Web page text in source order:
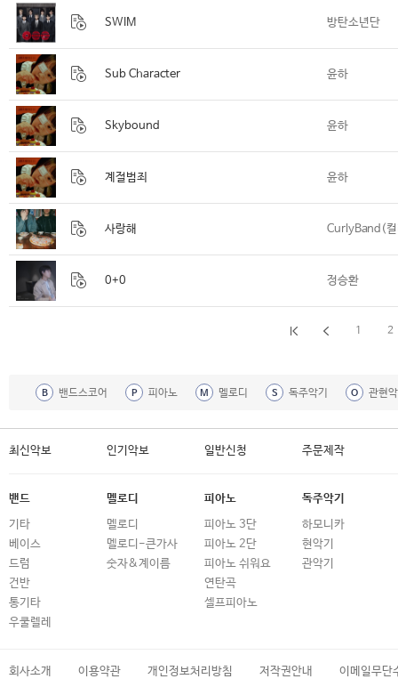
SWIM 방탄소년단
Sub Character 윤하
Skybound 윤하
계절범죄 윤하
사랑해 CurlyBand(
0+0 정승환
1 2
B 밴드스코어 P 피아노 M 멜로디 S 독주악기 O 관현
최신악보 인기악보 일반신청 주문제작
밴드
기타
베이스
드럼
건반
통기타
우쿨렐레
멜로디
멜로디
멜로디-큰가사
숫자&계이름
피아노
피아노 3단
피아노 2단
피아노 쉬워요
연탄곡
셀프피아노
독주악기
하모니카
현악기
관악기
회사소개 이용약관 개인정보처리방침 저작권안내 이메일무단